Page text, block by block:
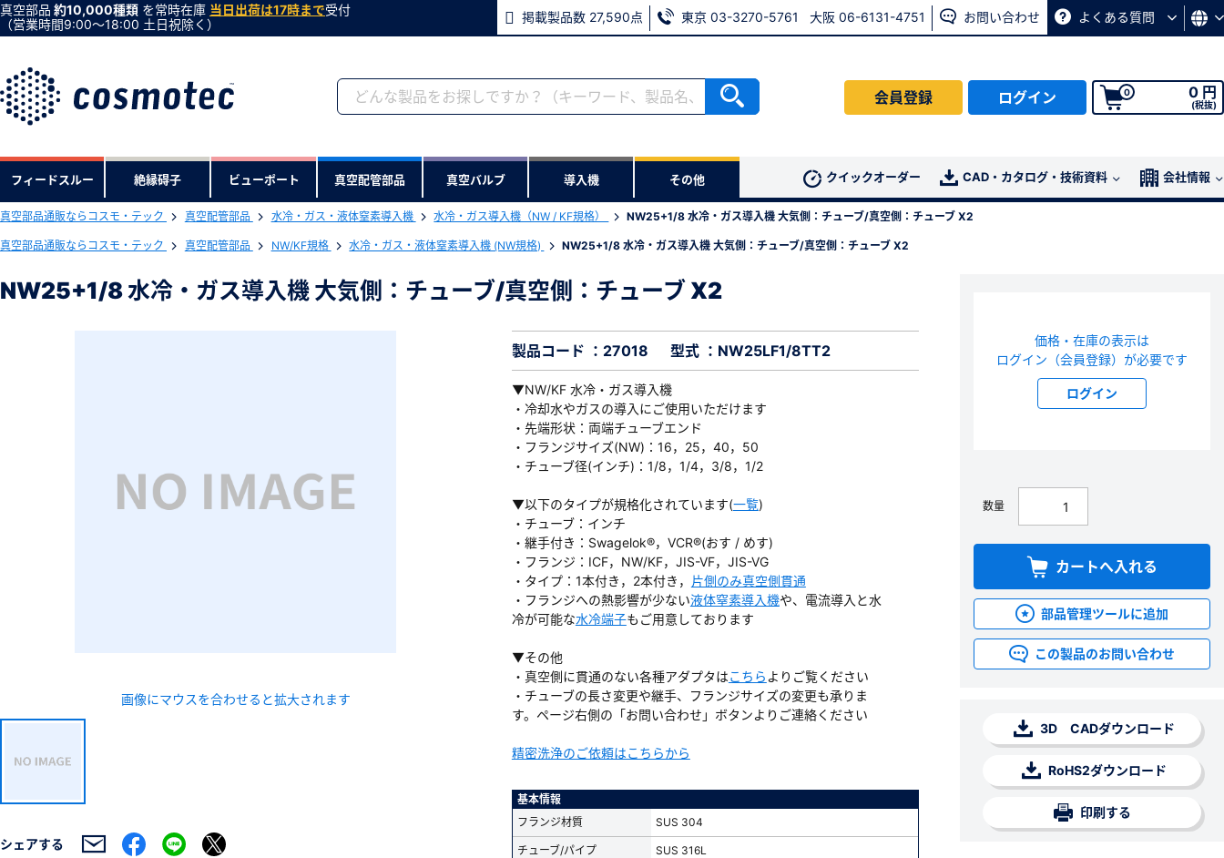
真空部品 約10,000種類 を常時在庫 当日出荷は17時まで受付
（営業時間9:00〜18:00 土日祝除く）
掲載製品数 27,590点 東京 03-3270-5761 大阪 06-6131-4751 お問い合わせ よくある質問
会員登録 ログイン 0 0 円
(税抜)
フィードスルー 絶縁碍子 ビューポート 真空配管部品 真空バルブ 導入機 その他 クイックオーダー CAD・カタログ・技術資料 会社情報
真空部品通販ならコスモ・テック 真空配管部品 水冷・ガス・液体窒素導入機 水冷・ガス導入機（NW / KF規格） NW25+1/8 水冷・ガス導入機 大気側：チューブ/真空側：チューブ X2
真空部品通販ならコスモ・テック 真空配管部品 NW/KF規格 水冷・ガス・液体窒素導入機 (NW規格) NW25+1/8 水冷・ガス導入機 大気側：チューブ/真空側：チューブ X2
NW25+1/8 水冷・ガス導入機 大気側：チューブ/真空側：チューブ X2
画像にマウスを合わせると拡大されます
シェアする
製品コード ：27018 型式 ：NW25LF1/8TT2
▼NW/KF 水冷・ガス導入機
・冷却水やガスの導入にご使用いただけます
・先端形状：両端チューブエンド
・フランジサイズ(NW)：16，25，40，50
・チューブ径(インチ)：1/8，1/4，3/8，1/2
▼以下のタイプが規格化されています(一覧)
・チューブ：インチ
・継手付き：Swagelok®，VCR®(おす / めす)
・フランジ：ICF，NW/KF，JIS-VF，JIS-VG
・タイプ：1本付き，2本付き，
片側のみ真空側貫通
・フランジへの熱影響が少ない液体窒素導入機や、電流導入と水
冷が可能な水冷端子もご用意しております
▼その他
・真空側に貫通のない各種アダプタはこちら よりご覧ください
・チューブの長さ変更や継手、フランジサイズの変更も承りま
す。ページ右側の「お問い合わせ」ボタンよりご連絡ください
精密洗浄のご依頼はこちらから
基本情報
フランジ材質
SUS 304
チューブ/パイプ SUS 316L
価格・在庫の表示は
ログイン（会員登録）が必要です
ログイン
数量
カートへ入れる
部品管理ツールに追加
この製品のお問い合わせ
3D CADダウンロード
RoHS2ダウンロード
印刷する
下記製品のRoHS2適合報告書のダウンロードをします。
NW25+1/8 水冷・ガス導入機 大気側：チューブ/真空側：チューブ X2
ダウンロードする
会員登録がお済みでない方
会員登録をすれば、便利な機能がご利用いただけます。
※新規会員登録をお申し込み頂いてから本登録となるまで、数日間かかる場合があります。
会員の方はこちら
ログイン
※パスワードをお忘れの方は、